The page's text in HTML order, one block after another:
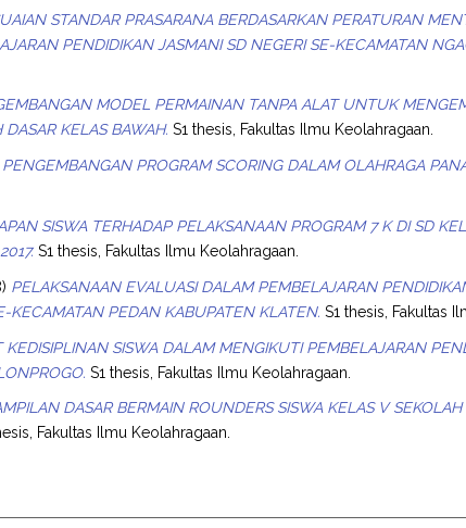
STANDAR PRASARANA BERDASARKAN PERATURAN
PENDIDIKAN JASMANI SD NEGERI SE-KECAMATAN
MODEL PERMAINAN TANPA ALAT UNTUK
KELAS BAWAH. S1 thesis, Fakultas Ilmu Keolahragaan.
PENGEMBANGAN PROGRAM SCORING DALAM OLAHRAGA
SISWA TERHADAP PELAKSANAAN PROGRAM 7 K DI SD
S1 thesis, Fakultas Ilmu Keolahragaan.
PELAKSANAAN EVALUASI DALAM PEMBELAJARAN
KECAMATAN PEDAN KABUPATEN KLATEN. S1 thesis, Fakultas
KEDISIPLINAN SISWA DALAM MENGIKUTI PEMBELAJARAN
S1 thesis, Fakultas Ilmu Keolahragaan.
DASAR BERMAIN ROUNDERS SISWA KELAS V
Fakultas Ilmu Keolahragaan.